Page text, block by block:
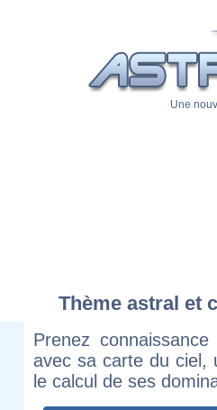
Une
Thème astral et
Prenez
avec sa carte du ciel,
le calcul de ses